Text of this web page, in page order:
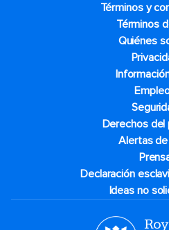
Términos y
Términos
Quiénes
Derechos del
Alertas
Declaración
Ideas no